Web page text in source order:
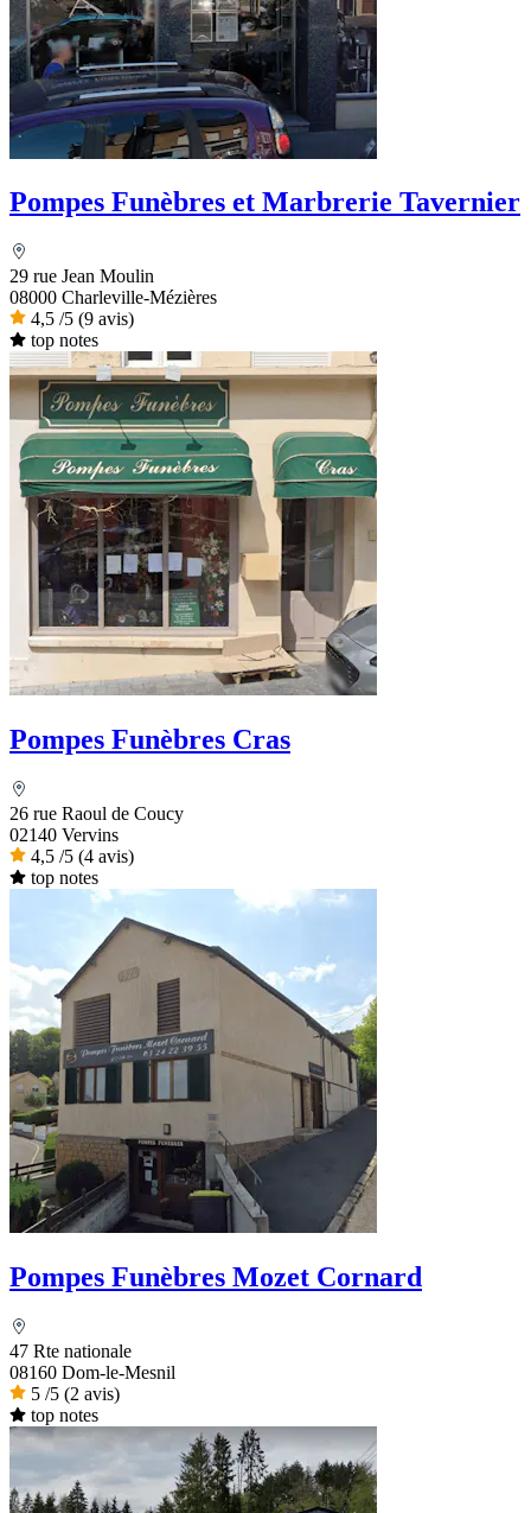
Pompes Funèbres et Marbrerie Tavernier
29 rue Jean Moulin
08000 Charleville-Mézières
4,5 /5 (9 avis)
top notes
Pompes Funèbres Cras
26 rue Raoul de Coucy
02140 Vervins
4,5 /5 (4 avis)
top notes
Pompes Funèbres Mozet Cornard
47 Rte nationale
08160 Dom-le-Mesnil
5 /5 (2 avis)
top notes